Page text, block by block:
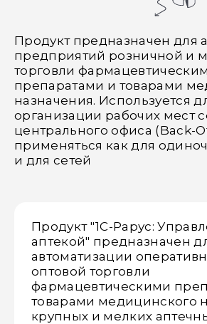
Продукт предназначен для
предприятий розничной и
торговли
препаратами и товарами
назначения. Используется
организации рабочих мест
центрального офиса (Back-
применяться как для
и для сетей
Продукт "1С-Рарус:
аптекой" предназначен
автоматизации
оптовой торговли
фармацевтическими
товарами медицинского
крупных и мелких